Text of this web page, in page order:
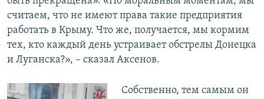
считаем, что не имеют права такие предприятия
работать в Крыму. Что же, получается, мы кормим
тех, кто каждый день устраивает обстрелы Донецка
и Луганска?», – сказал Аксенов.
Собственно, тем самым он